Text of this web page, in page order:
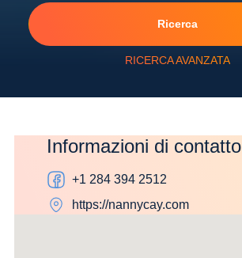
Ricerca
RICERCA AVANZATA
Informazioni di contatto
+1 284 394 2512
https://nannycay.com